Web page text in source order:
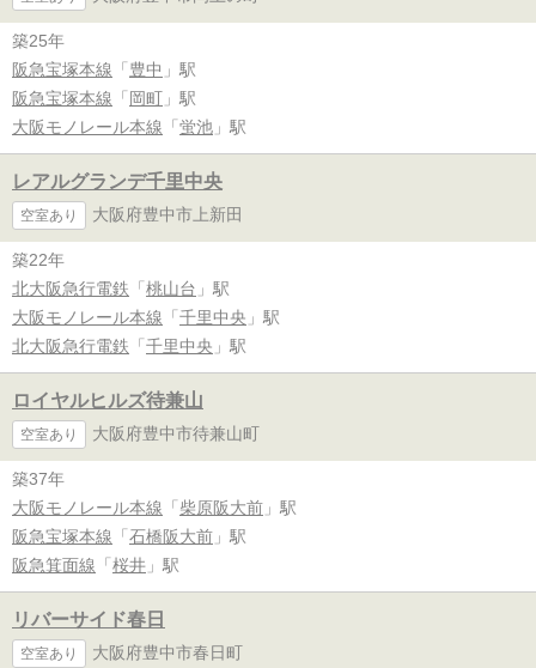
築25年
阪急宝塚本線 「 豊中 」駅
阪急宝塚本線 「 岡町 」駅
大阪モノレール本線 「 蛍池 」駅
レアルグランデ千里中央
空室あり 大阪府豊中市上新田
築22年
北大阪急行電鉄 「 桃山台 」駅
大阪モノレール本線 「 千里中央 」駅
北大阪急行電鉄 「 千里中央 」駅
ロイヤルヒルズ待兼山
空室あり 大阪府豊中市待兼山町
築37年
大阪モノレール本線 「 柴原阪大前 」駅
阪急宝塚本線 「 石橋阪大前 」駅
阪急箕面線 「 桜井 」駅
リバーサイド春日
空室あり 大阪府豊中市春日町